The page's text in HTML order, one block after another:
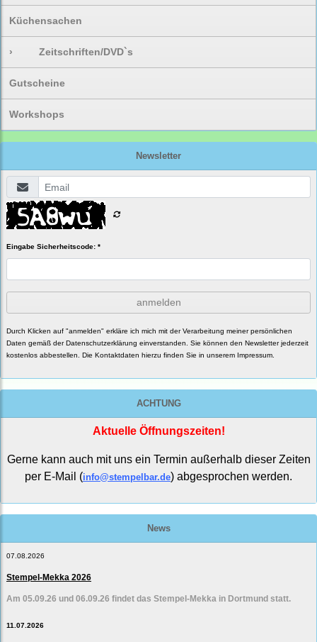
Küchensachen
› Zeitschriften/DVD`s
Gutscheine
Workshops
Newsletter
Eingabe Sicherheitscode: *
anmelden
Durch Klicken auf "anmelden" erkläre ich mich mit der Verarbeitung meiner persönlichen
Daten gemäß derDatenschutzerklärung einverstanden. Sie können den Newsletter jederzeit
kostenlos abbestellen. Die Kontaktdaten hierzu finden Sie in unserem Impressum.
ACHTUNG
Aktuelle Öffnungszeiten!
Gerne kann auch mit uns ein Termin außerhalb dieser Zeiten
per E-Mail (info@stempelbar.de) abgesprochen werden.
News
07.08.2026
Stempel-Mekka 2026
Am 05.09.26 und 06.09.26 findet das Stempel-Mekka in Dortmund statt.
11.07.2026